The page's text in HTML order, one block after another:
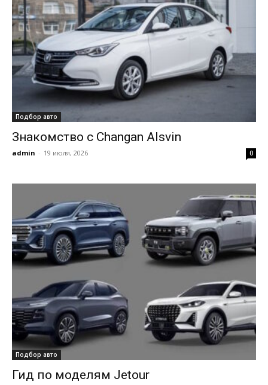
Подбор авто
Знакомство с Changan Alsvin
admin - 19 июля, 2026 0
Подбор авто
Гид по моделям Jetour